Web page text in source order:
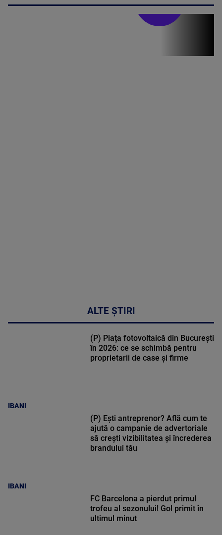
ALTE ȘTIRI
IBANI
(P) Piața fotovoltaică din București
în 2026: ce se schimbă pentru
proprietarii de case și firme
IBANI
(P) Ești antreprenor? Află cum te
ajută o campanie de advertoriale
să crești vizibilitatea și încrederea
brandului tău
FC Barcelona a pierdut primul
trofeu al sezonului! Gol primit în
ultimul minut